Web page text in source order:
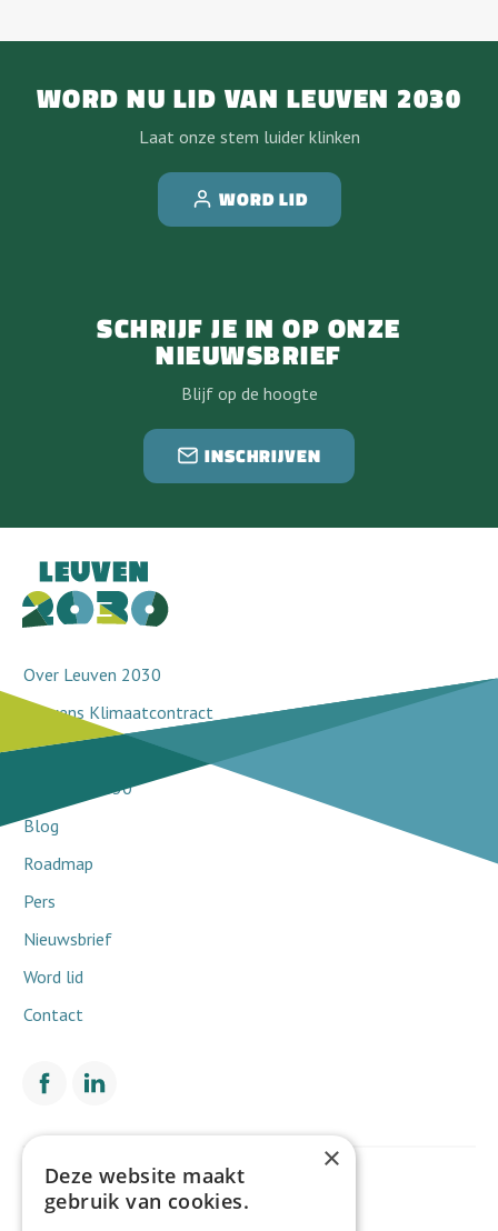
WORD NU LID VAN LEUVEN 2030
Laat onze stem luider klinken
WORD LID
SCHRIJF JE IN OP ONZE
NIEUWSBRIEF
Blijf op de hoogte
INSCHRIJVEN
Over Leuven 2030
Leuvens Klimaatcontract
Doorbraakprojecten
Netwerk 2030
Blog
Roadmap
Pers
Nieuwsbrief
Word lid
Contact
Met de financiële steun van
×
Deze website maakt
gebruik van cookies.